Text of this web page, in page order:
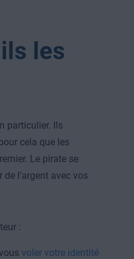
les
particulier. Ils
cela que les
Le pirate se
l’argent avec vos
:
voler votre identité